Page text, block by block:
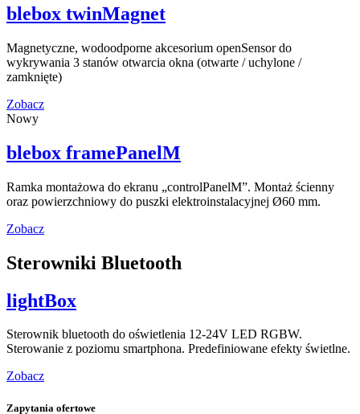
blebox twinMagnet
Magnetyczne, wodoodporne akcesorium openSensor do
wykrywania 3 stanów otwarcia okna (otwarte / uchylone /
zamknięte)
Zobacz
Nowy
blebox framePanelM
Ramka montażowa do ekranu „controlPanelM”. Montaż ścienny
oraz powierzchniowy do puszki elektroinstalacyjnej Ø60 mm.
Zobacz
Sterowniki Bluetooth
lightBox
Sterownik bluetooth do oświetlenia 12-24V LED RGBW.
Sterowanie z poziomu smartphona. Predefiniowane efekty świetlne.
Zobacz
Zapytania ofertowe